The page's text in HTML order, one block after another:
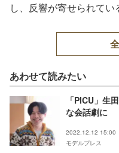
し、反響が寄せられてい
あわせて読みたい
「PICU」生
な会話劇に
2022.12.12 15:00
モデルプレス